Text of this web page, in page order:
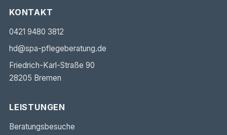
KONTAKT
0421 9480 3812
hd@spa-pflegeberatung.de
Friedrich-Karl-Straße 90
28205 Bremen
LEISTUNGEN
Beratungsbesuche